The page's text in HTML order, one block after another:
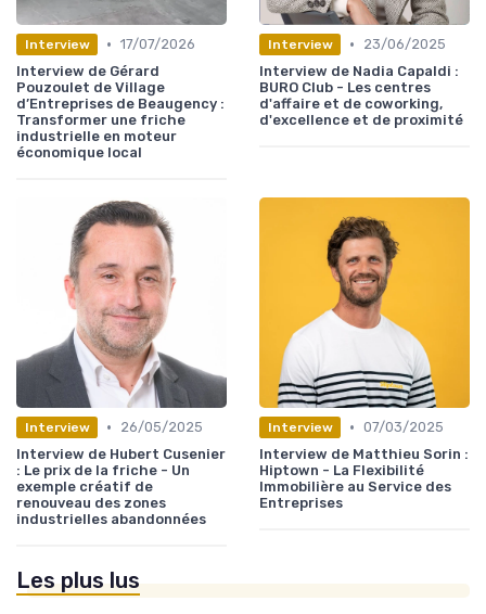
Interview • 17/07/2026
Interview de Gérard
Pouzoulet de Village
d’Entreprises de Beaugency :
Transformer une friche
industrielle en moteur
économique local
Interview •
23/06/2025
Interview de Nadia Capaldi :
BURO Club - Les centres
d'affaire et de coworking,
d'excellence et de proximité
Interview •
26/05/2025
Interview de Hubert Cusenier
: Le prix de la friche - Un
exemple créatif de
renouveau des zones
industrielles abandonnées
Interview • 07/03/2025
Interview de Matthieu Sorin :
Hiptown - La Flexibilité
Immobilière au Service des
Entreprises
Les plus lus